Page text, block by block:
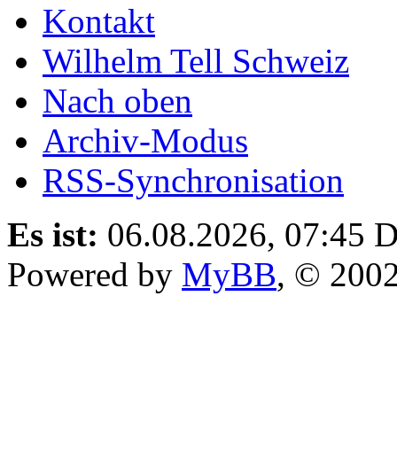
Kontakt
Wilhelm Tell Schweiz
Nach oben
Archiv-Modus
RSS-Synchronisation
Es ist: 06.08.2026, 07:45
Powered by MyBB, ©